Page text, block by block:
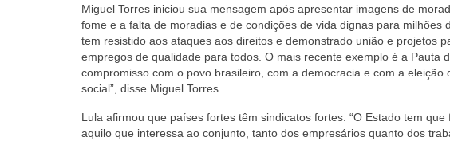
Miguel Torres iniciou sua mensagem após apresentar imagens de
fome e a falta de moradias e de condições de vida dignas para milhões
tem resistido aos ataques aos direitos e demonstrado união e projetos
empregos de qualidade para todos. O mais recente exemplo é a Pauta
compromisso com o povo brasileiro, com a democracia e com a
social”, disse Miguel Torres.
Lula afirmou que países fortes têm sindicatos fortes. “O Estado tem
aquilo que interessa ao conjunto, tanto dos empresários quanto dos